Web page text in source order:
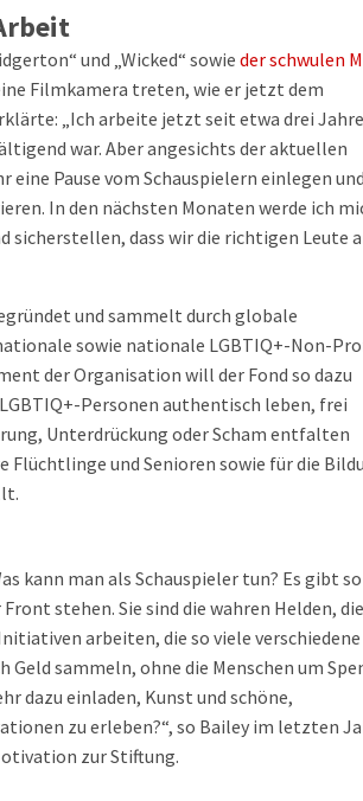
und „Wicked“ sowieder schwulen
Filmkamera treten, wie er jetzt dem
„Ich arbeite jetzt seit etwa drei
war. Aber angesichts der aktuellen
eine Pause vom Schauspielern einlegen und
In den nächsten Monaten werde ich
dass wir die richtigen Leute
und sammelt durch globale
sowie nationale LGBTIQ+-Non-
der Organisation will der Fond so dazu
Personen authentisch leben, frei
Unterdrückung oder Scham entfalten
Flüchtlinge und Senioren sowie für die
kann man als Schauspieler tun? Es gibt so
stehen. Sie sind die wahren Helden,
arbeiten, die so viele verschiedene
sammeln, ohne die Menschen um
dazu einladen, Kunst und schöne,
zu erleben?“, so Bailey im letzten
zur Stiftung.